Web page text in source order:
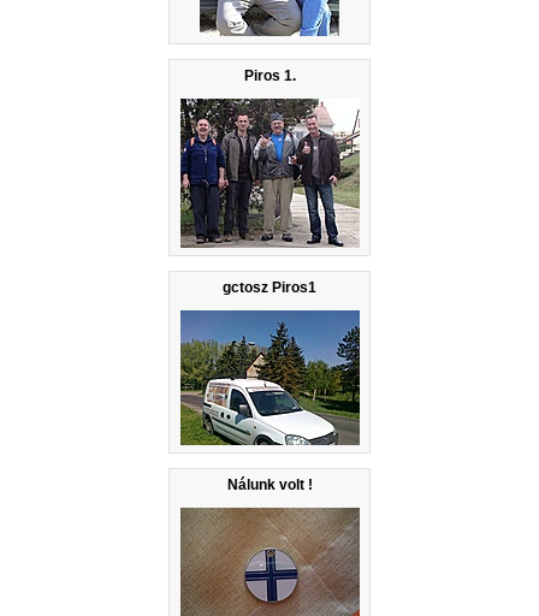
Piros 1.
gctosz Piros1
Nálunk volt !